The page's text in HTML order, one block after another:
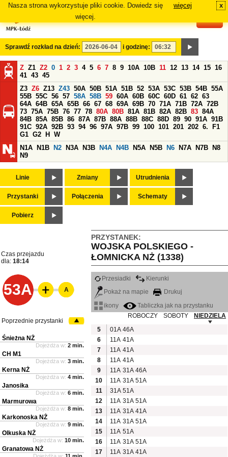
Nasza strona wykorzystuje pliki cookie. Dowiedz się
więcej.
więcej x
Sprawdź rozkład na dzień: i godzinę:
Z Z1 Z2 0 1 2 3 4 5 6 7 8 9 10A 10B 11 12 13 14 15 16
41 43 45
Z3 Z6 Z13 Z43 50A 50B 51A 51B 52 53A 53C 53B 54B 55A
55B 55C 56 57 58A 58B 59 60A 60B 60C 60D 61 62 63
64A 64B 65A 65B 66 67 68 69A 69B 70 71A 71B 72A 72B
73 75A 75B 76 77 78 80A 80B 81A 81B 82A 82B 83 84A
84B 85A 85B 86 87A 87B 88A 88B 88C 88D 89 90 91A 91B
91C 92A 92B 93 94 96 97A 97B 99 100 101 201 202 6.
F1
G1 G2 H
W
N1A
N1B N2 N3A N3B N4A N4B N5A N5B N6 N7A N7B
N8
N9
Linie Zmiany Utrudnienia
Przystanki Połączenia Schematy
Pobierz
PRZYSTANEK:
WOJSKA POLSKIEGO -
ŁOMNICKA NŻ (1338)
Czas przejazdu
dla: 18:14
53A
Przesiadki
Kierunki
Pokaż na mapie
Drukuj
ikony
Tabliczka jak na przystanku
ROBOCZY
SOBOTY
NIEDZIELA
5
01A 46A
6
11A 41A
7
11A 41A
8
11A 41A
9
11A 31A 46A
10
11A 31A 51A
11
31A 51A
12
11A 31A 51A
13
11A 31A 41A
14
11A 31A 51A
15
11A 51A
16
11A 31A 51A
17
11A 31A 41A
A
Poprzednie przystanki
Śnieżna NŻ
Dojeżdża w: 2 min.
CH M1
Dojeżdża w: 3 min.
Kerna NŻ
Dojeżdża w: 4 min.
Janosika
Dojeżdża w: 6 min.
Marmurowa
Dojeżdża w: 8 min.
Karkonoska NŻ
Dojeżdża w: 9 min.
Olkuska NŻ
Dojeżdża w: 10 min.
Granatowa NŻ